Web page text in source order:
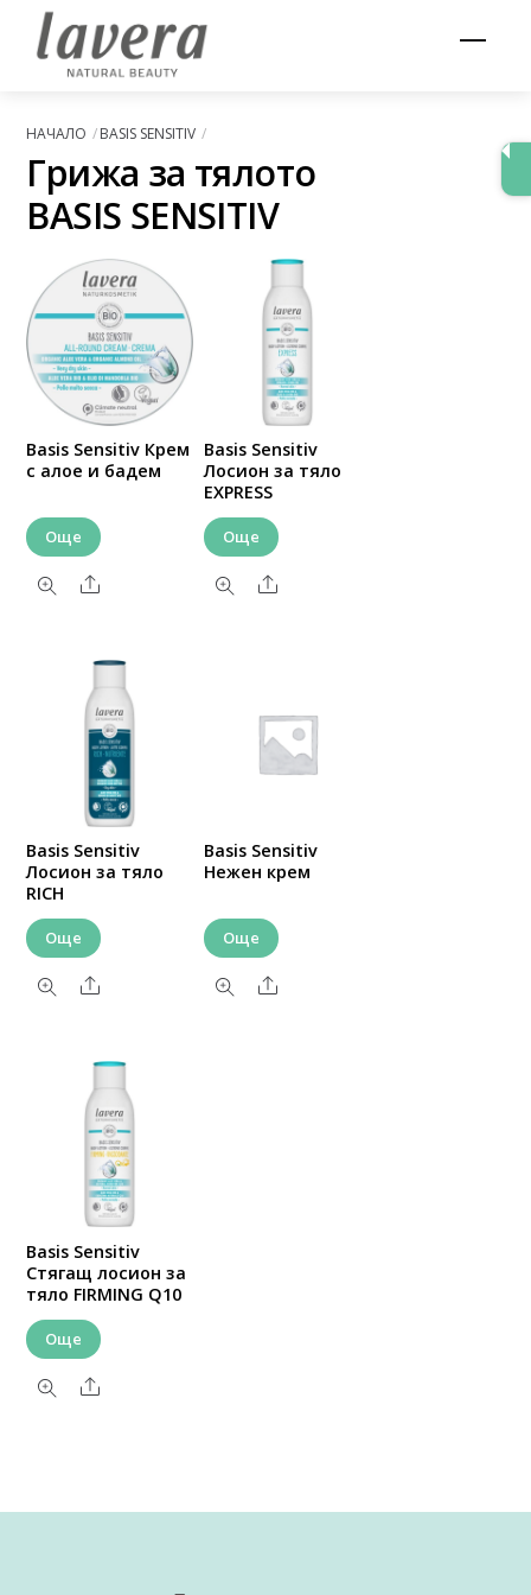
НАЧАЛО BASIS SENSITIV
Грижа за тялото
BASIS SENSITIV
Basis Sensitiv Крем
с алое и бадем
Още
Share
Basis Sensitiv
Лосион за тяло
EXPRESS
Още
Share
Basis Sensitiv
Лосион за тяло
RICH
Още
Share
Basis Sensitiv
Нежен крем
Още
Share
Basis Sensitiv
Стягащ лосион за
тяло FIRMING Q10
Още
Share